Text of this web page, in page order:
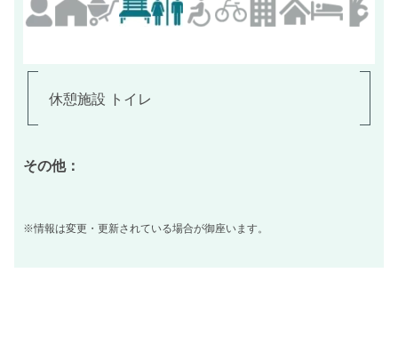
休憩施設 トイレ
その他：
※情報は変更・更新されている場合が御座います。